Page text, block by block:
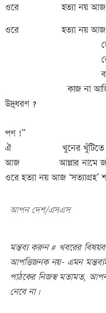
ওরে হত্যা নয় আজ
ওরে হত্যা নয় আজ
জোর চাই,
কোরবানী-
বাজনা কই?
কাজ না আজিকে
উদ্র্ধরণ ?
বল্ –
পণ !”
ঐ খুনের খুঁটিতে
আজ আল্লার নামে জান্
ওরে হত্যা নয় আজ ‘সত্যাগ্রহ’
আপন দেশ/এসএস
মন্তব্য করুন # খবরের
আপত্তিজনক নয়- এমন
পাঠকের নিজস্ব মতামত,
নেবে না।